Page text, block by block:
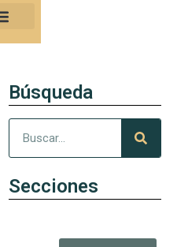
Búsqueda
Secciones